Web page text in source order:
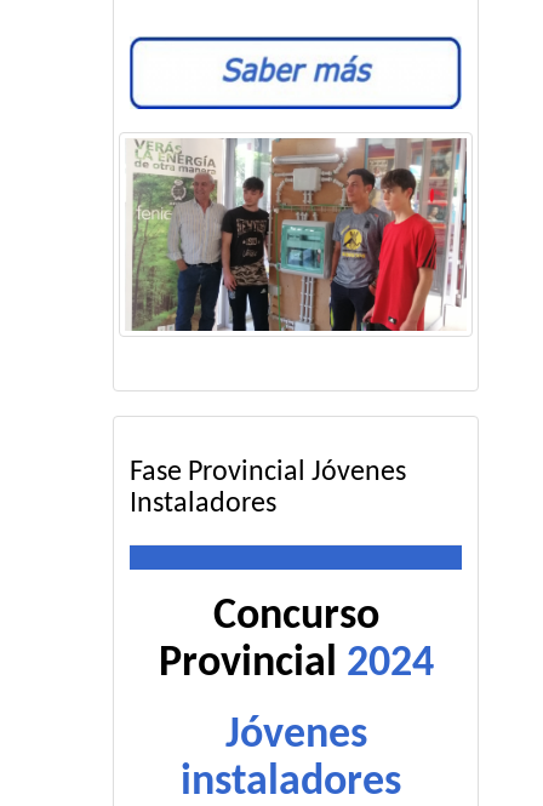
Fase Provincial Jóvenes
Instaladores
Concurso
Provincial 2024
Jóvenes
instaladores